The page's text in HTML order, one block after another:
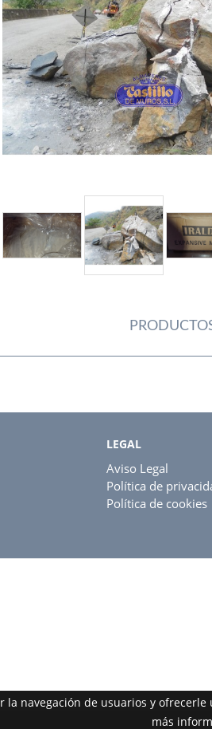
LEGAL
Aviso Legal
Política de
Política de cookies
navegación de usuarios y
más